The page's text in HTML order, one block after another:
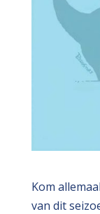
Kom
van dit